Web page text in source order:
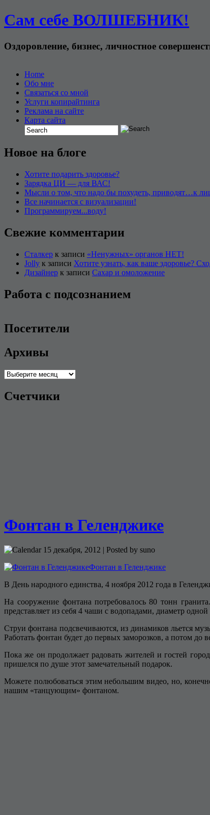
Сам себе ВОЛШЕБНИК!
Оздоровление, бизнес, личностное
Home
Обо мне
Связаться со мной
Услуги копирайтинга
Реклама на сайте
Карта сайта
Новое на блоге
Хотите подарить здоровье?
Зарядка ЦИ — для ВАС!
Мысли о том, что надо бы похудеть, приводят…к
Все начинается с визуализации!
Программируем...воду!
Свежие комментарии
Сталкер к записи «Ненужных» органов НЕТ!
Jolly к записи Хотите узнать, как ваше здоровье?
Дизайнер к записи Сахар и омоложение
Работа с подсознанием
Посетители
Архивы
Архивы
Счетчики
Фонтан в Геленджике
15 декабря, 2012 | Posted by suno
В День народного единства, 4 ноября 2012 года в
На сооружение фонтана потребовалось 80 тонн
представляет из себя 4 чаши с водопадами, диаметр
Струи фонтана подсвечиваются, из динамиков льется
Работать фонтан будет до первых заморозков, а потом до
Пока же он продолжает радовать жителей и гостей
пришелся по душе этот замечательный подарок.
Можете полюбоваться этим небольшим видео, но,
нашим «танцующим» фонтаном.